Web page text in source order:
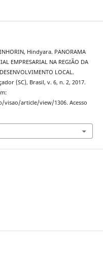
Hindyara. PANORAMA
EMPRESARIAL NA REGIÃO DA
LOCAL.
(SC), Brasil, v. 6, n. 2, 2017.
article/view/1306. Acesso